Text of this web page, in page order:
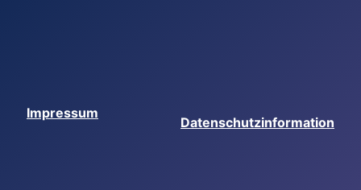
Impressum
Datenschutzinformation